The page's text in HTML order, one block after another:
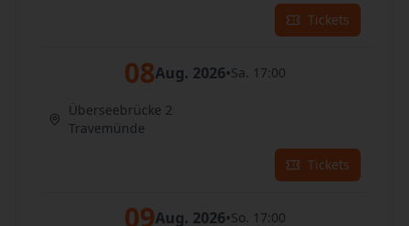
Tickets
08Aug. 2026•Sa. 17:00
Überseebrücke 2
Travemünde
Tickets
09Aug. 2026•So. 17:00